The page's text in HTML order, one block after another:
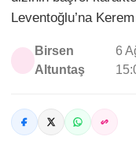
Leventoğlu’na
Birsen
Altuntaş
6